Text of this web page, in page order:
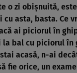
o zi obișnuită,
asta, basta. Ce
ai piciorul în
bal cu piciorul în
acasă, n-ai
fie orice, un